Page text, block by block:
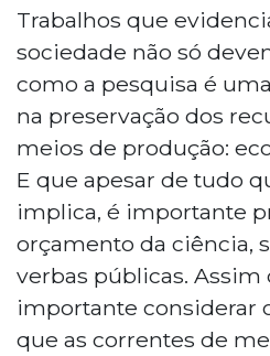
Trabalhos que
sociedade não só
como a pesquisa é
na preservação dos
meios de produção:
E que apesar de tudo
implica, é importante
orçamento da ciência,
verbas públicas. Assim
importante considerar
que as correntes de